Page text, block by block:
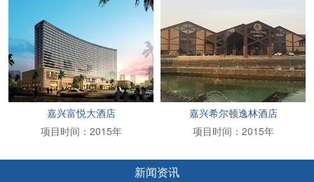
嘉兴富悦大酒店
项目时间：2015年
嘉兴希尔顿逸林酒店
项目时间：2015年
新闻资讯